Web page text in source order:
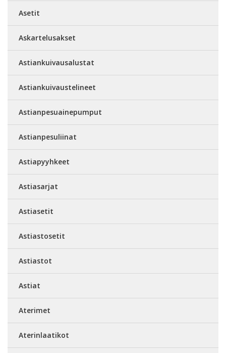
Asetit
Askartelusakset
Astiankuivausalustat
Astiankuivaustelineet
Astianpesuainepumput
Astianpesuliinat
Astiapyyhkeet
Astiasarjat
Astiasetit
Astiastosetit
Astiastot
Astiat
Aterimet
Aterinlaatikot